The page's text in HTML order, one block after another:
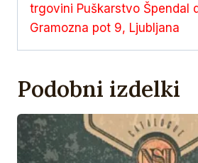
trgovini Puškarstvo Špendal
Gramozna pot 9, Ljubljana
Podobni izdelki